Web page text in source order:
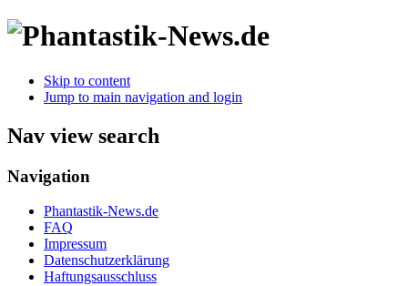
Skip to content
Jump to main navigation and login
Nav view search
Navigation
Phantastik-News.de
FAQ
Impressum
Datenschutzerklärung
Haftungsausschluss